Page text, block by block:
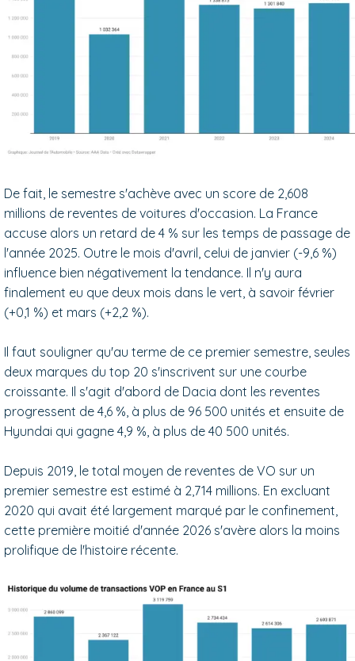
De fait, le semestre s'achève avec un score de 2,608
millions de reventes de voitures d'occasion. La France
accuse alors un retard de 4 % sur les temps de passage de
l'année 2025. Outre le mois d'avril, celui de janvier (-9,6 %)
influence bien négativement la tendance. Il n'y aura
finalement eu que deux mois dans le vert, à savoir février
(+0,1 %) et mars (+2,2 %).
Il faut souligner qu'au terme de ce premier semestre, seules
deux marques du top 20 s'inscrivent sur une courbe
croissante. Il s'agit d'abord de Dacia dont les reventes
progressent de 4,6 %, à plus de 96 500 unités et ensuite de
Hyundai qui gagne 4,9 %, à plus de 40 500 unités.
Depuis 2019, le total moyen de reventes de VO sur un
premier semestre est estimé à 2,714 millions. En excluant
2020 qui avait été largement marqué par le confinement,
cette première moitié d'année 2026 s'avère alors la moins
prolifique de l'histoire récente.